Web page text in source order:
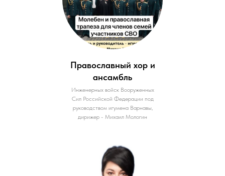
Православный хор и
ансамбль
Инженерных войск Вооруженных
Сил Российской Федерации под
руководством игумена Варнавы,
дирижер - Михаил Мологин